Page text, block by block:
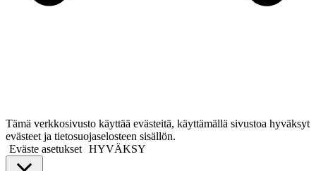
Tämä verkkosivusto käyttää evästeitä, käyttämällä sivustoa hyväksyt
evästeet ja tietosuojaselosteen sisällön.
Eväste asetukset HYVÄKSY